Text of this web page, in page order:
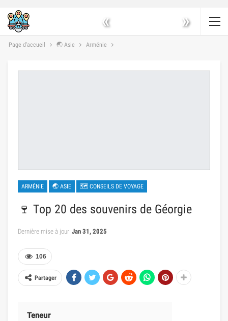
« »
Page d'accueil 🌏 Asie Arménie
ARMÉNIE 🌏 ASIE 🗺 CONSEILS DE VOYAGE
🍷 Top 20 des souvenirs de Géorgie
Dernière mise à jour Jan 31, 2025
106
Partager
Teneur